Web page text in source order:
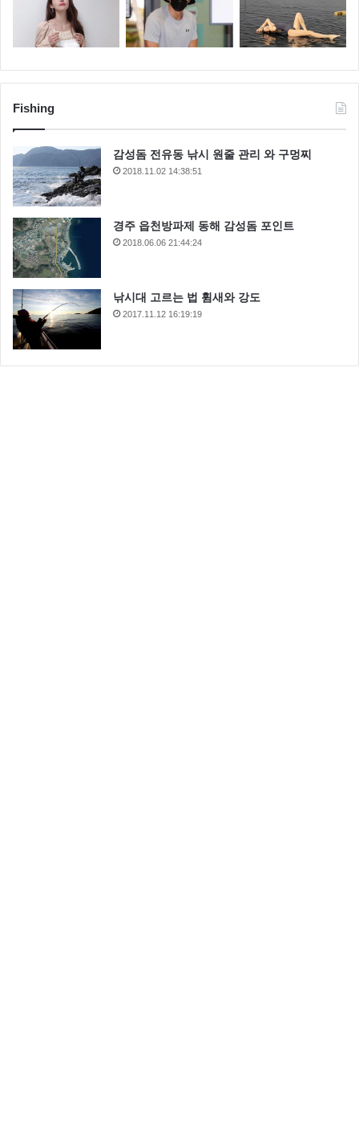
Fishing
감성돔 전유동 낚시 원줄 관리 와 구멍찌
2018.11.02 14:38:51
경주 읍천방파제 동해 감성돔 포인트
2018.06.06 21:44:24
낚시대 고르는 법 휨새와 강도
2017.11.12 16:19:19